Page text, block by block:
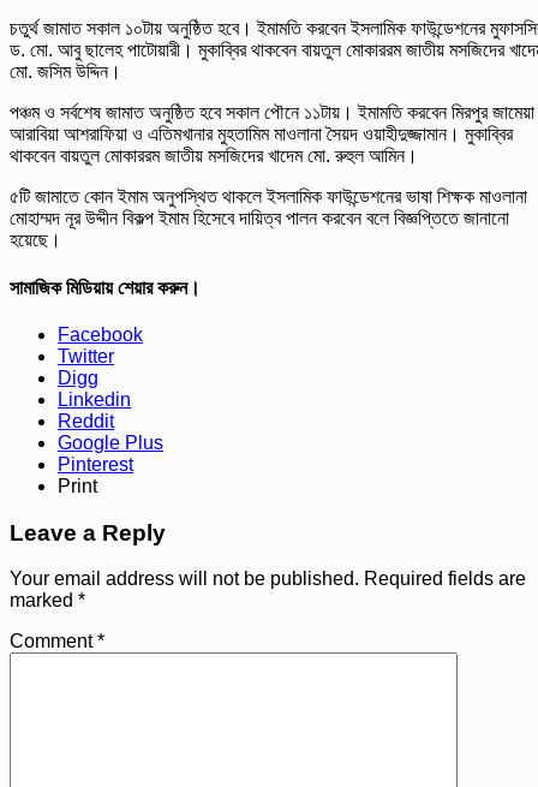
চতুর্থ জামাত সকাল ১০টায় অনুষ্ঠিত হবে। ইমামতি করবেন ইসলামিক ফাউন্ডেশনের
ড. মো. আবু ছালেহ পাটোয়ারী। মুকাব্বির থাকবেন বায়তুল মোকাররম জাতীয় মসজিদের
মো. জসিম উদ্দিন।
পঞ্চম ও সর্বশেষ জামাত অনুষ্ঠিত হবে সকাল পৌনে ১১টায়। ইমামতি করবেন মিরপুর জামেয়া
আরাবিয়া আশরাফিয়া ও এতিমখানার মুহতামিমমাওলানা সৈয়দ ওয়াহীদুজ্জামান। মুকাব্বির
থাকবেন বায়তুল মোকাররম জাতীয় মসজিদের খাদেম মো. রুহুল আমিন।
৫টি জামাতে কোন ইমাম অনুপস্থিত থাকলে ইসলামিক ফাউন্ডেশনের ভাষা শিক্ষক মাওলানা
মোহাম্মদ নূর উদ্দীন বিকল্প ইমাম হিসেবে দায়িত্ব পালন করবেন বলে বিজ্ঞপ্তিতে জানানো
হয়েছে।
সামাজিক মিডিয়ায় শেয়ার করুন।
Facebook
Twitter
Digg
Linkedin
Reddit
Google Plus
Pinterest
Print
Leave a Reply
Your email address will not be published. Required fields are
marked *
Comment*